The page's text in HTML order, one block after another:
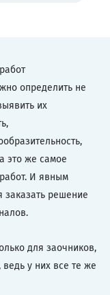
определить не
их
это же самое
И явным
заказать решение
для заочников,
ведь у них все те же